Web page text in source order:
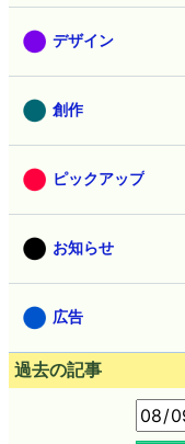
デザイン
創作
ピックアップ
お知らせ
広告
過去の記事